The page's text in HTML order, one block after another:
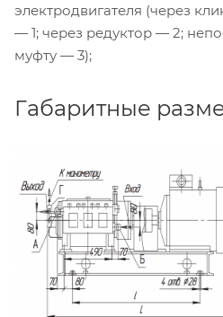
электродвигателя (через
— 1; через редуктор — 2;
муфту — 3);
Габаритные